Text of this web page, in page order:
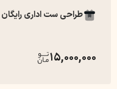
طراحی ست اداری رایگان
15,000,000